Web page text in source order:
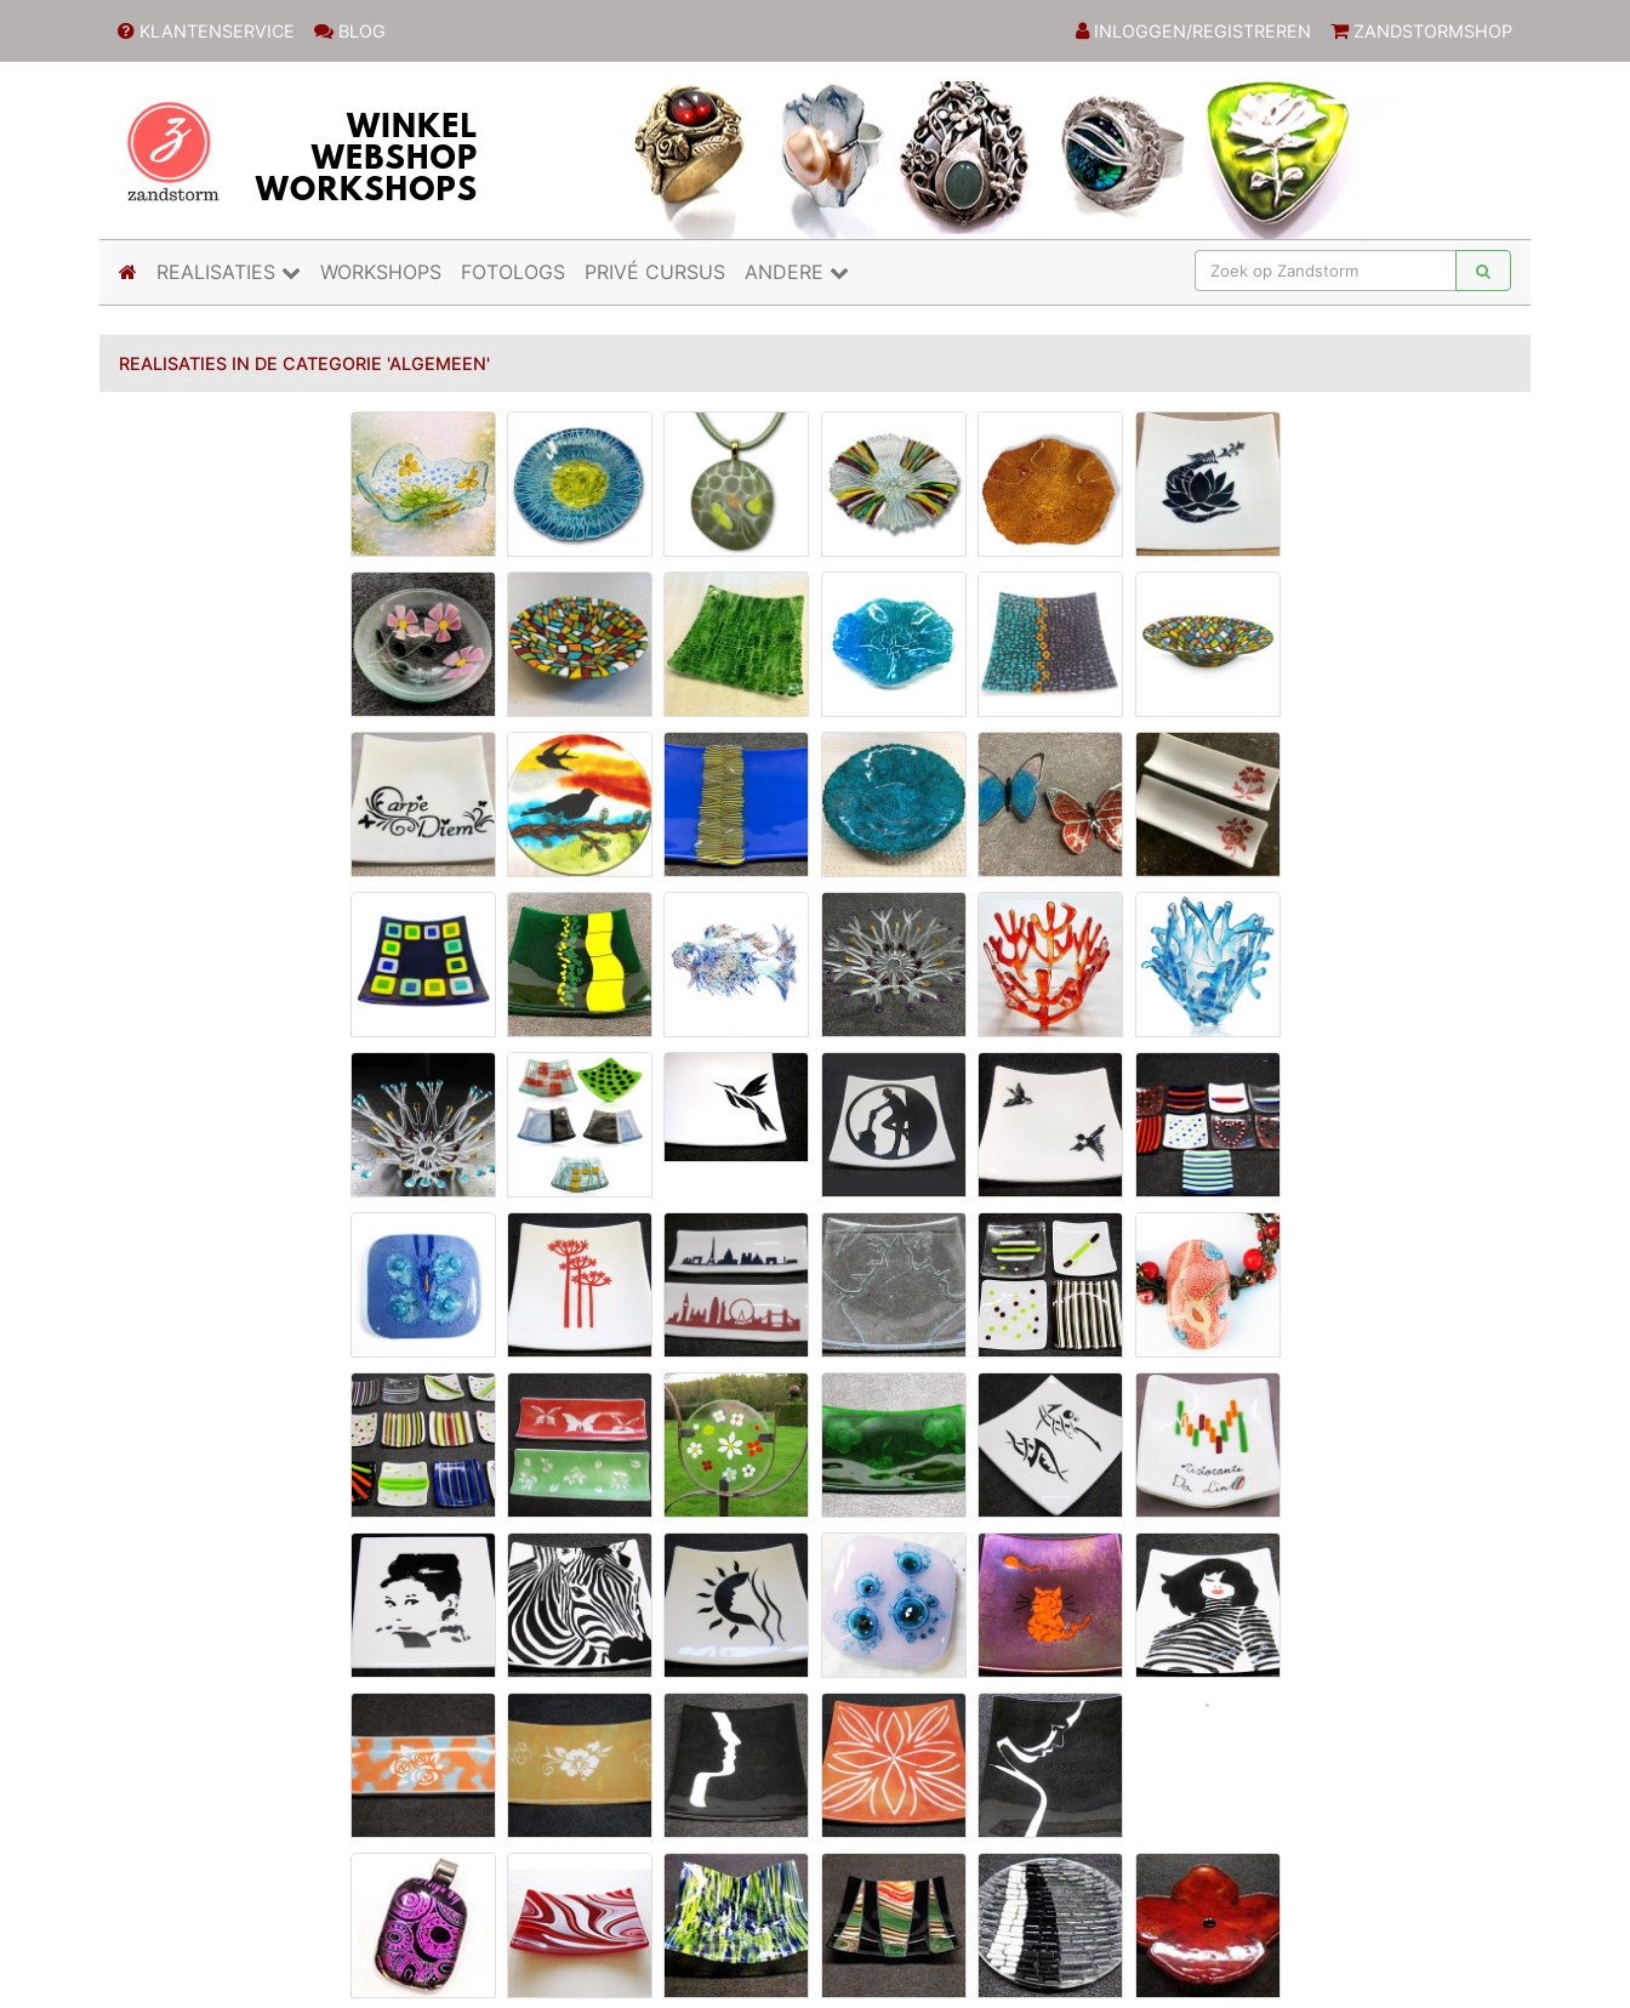
KLANTENSERVICE BLOG INLOGGEN/REGISTREREN ZANDSTORMSHOP
(current)
REALISATIES WORKSHOPS FOTOLOGS PRIVÉ CURSUS ANDERE
REALISATIES IN DE CATEGORIE 'ALGEMEEN'